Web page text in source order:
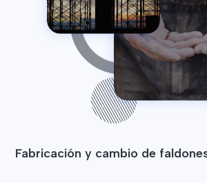
Fabricación y cambio de